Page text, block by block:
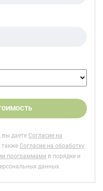
вы даете Согласие на
также Согласие на обработку
программами в порядке и
данных.